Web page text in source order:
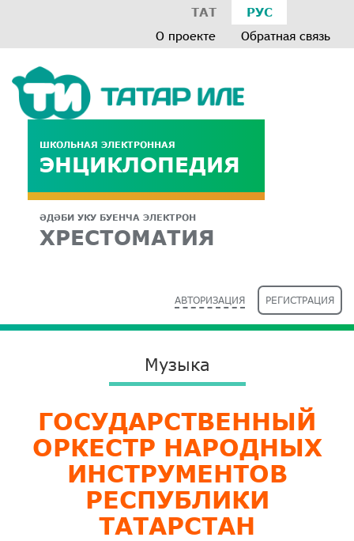
ТАТ РУС
О проекте Обратная связь
ШКОЛЬНАЯ ЭЛЕКТРОННАЯ
ЭНЦИКЛОПЕДИЯ
ӘДӘБИ УКУ БУЕНЧА ЭЛЕКТРОН
ХРЕСТОМАТИЯ
АВТОРИЗАЦИЯ РЕГИСТРАЦИЯ
Музыка
​ГОСУДАРСТВЕННЫЙ
ОРКЕСТР НАРОДНЫХ
ИНСТРУМЕНТОВ
РЕСПУБЛИКИ
ТАТАРСТАН